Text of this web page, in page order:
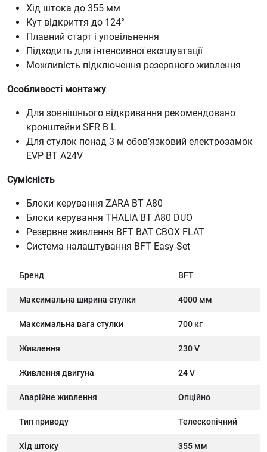
Хід штока до 355 мм
Кут відкриття до 124°
Плавний старт і уповільнення
Підходить для інтенсивної експлуатації
Можливість підключення резервного живлення
Особливості монтажу
Для зовнішнього відкривання рекомендовано
кронштейни SFR B L
Для стулок понад 3 м обов’язковий електрозамок
EVP BT A24V
Сумісність
Блоки керування ZARA BT A80
Блоки керування THALIA BT A80 DUO
Резервне живлення BFT BAT CBOX FLAT
Система налаштування BFT Easy Set
Бренд BFT
Максимальна ширина стулки 4000 мм
Максимальна вага стулки 700 кг
Живлення 230 V
Живлення двигуна 24 V
Аварійне живлення Опційно
Тип приводу Телескопічний
Хід штоку 355 мм